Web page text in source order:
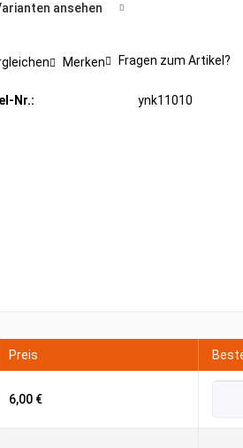
ansehen
Merken Fragen zum Artikel?
Nr.: ynk11010
Preis
6,00 €